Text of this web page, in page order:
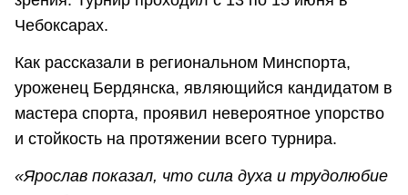
Чебоксарах.
Как рассказали в региональном Минспорта,
уроженец Бердянска, являющийся кандидатом в
мастера спорта, проявил невероятное упорство
и стойкость на протяжении всего турнира.
«Ярослав показал, что сила духа и трудолюбие